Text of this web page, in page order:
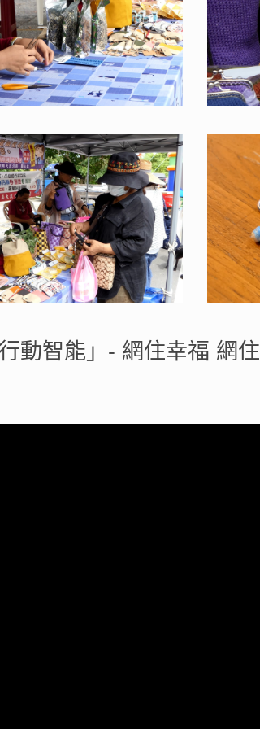
行動智能」- 網住幸福 網